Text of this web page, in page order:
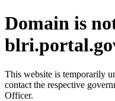
Domain is
This website is temporarily
contact the respective
Officer.